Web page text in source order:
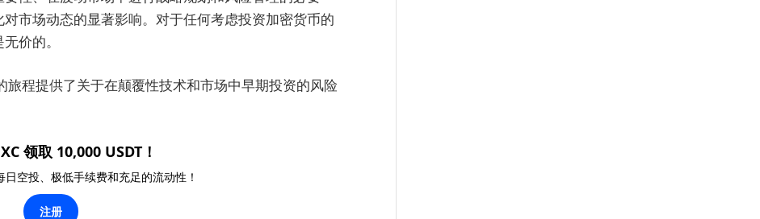
市场动态的显著影响。对于任何考虑投资加密货币的
价的。
旅程提供了关于在颠覆性技术和市场中早期投资的风险
领取 10,000 USDT！
空投、极低手续费和充足的流动性！
注册